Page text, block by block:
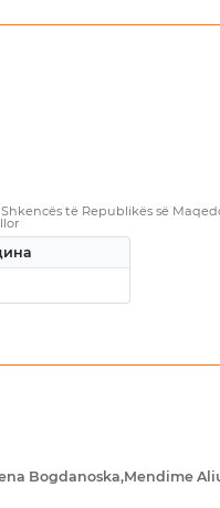
të Republikës së
Bogdanoska,Mendime